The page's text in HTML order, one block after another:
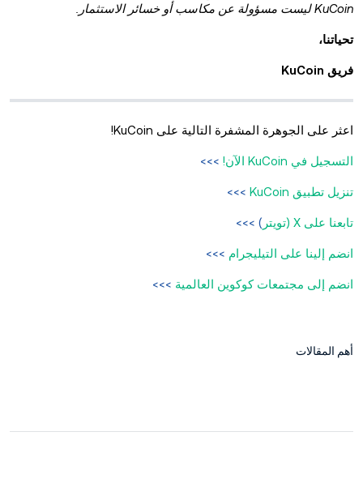
KuCoin ليست مسؤولة عن مكاسب أو خسائر الاستثمار.
تحياتنا،
فريق KuCoin
اعثر على الجوهرة المشفرة التالية على KuCoin!
التسجيل في KuCoin الآن! >>>
تنزيل تطبيق KuCoin >>>
تابعنا على X (تويتر ) >>>
انضم إلينا على التيليجرام >>>
انضم إلى مجتمعات كوكوين العالمية >>>
أهم المقالات